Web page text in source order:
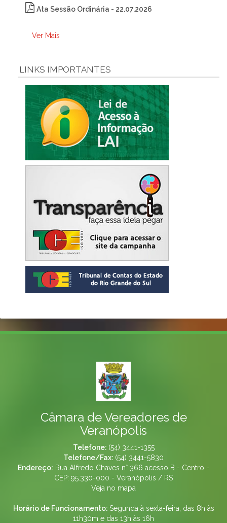
Ata Sessão Ordinária - 22.07.2026
Ver Mais
LINKS IMPORTANTES
Câmara de Vereadores de
Veranópolis
Telefone: (54) 3441-1355
Telefone/Fax: (54) 3441-5830
Endereço: Rua Alfredo Chaves n° 366 acesso B - Centro -
CEP: 95.330-000 - Veranópolis / RS
Veja no mapa
Horário de Funcionamento: Segunda à sexta-feira, das 8h às
11h30m e das 13h às 16h